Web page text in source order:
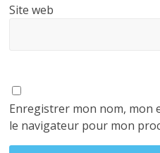
Site web
Enregistrer mon nom, mon
le navigateur pour mon